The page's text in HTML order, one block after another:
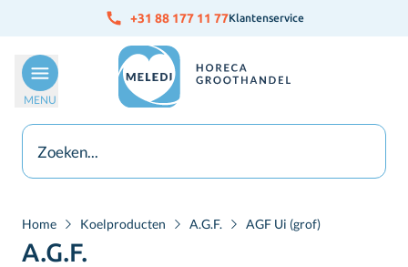
Ga naar de inhoud +31 88 177 11 77Klantenservice
MENU
Home Koelproducten A.G.F. AGF Ui (grof)
A.G.F.